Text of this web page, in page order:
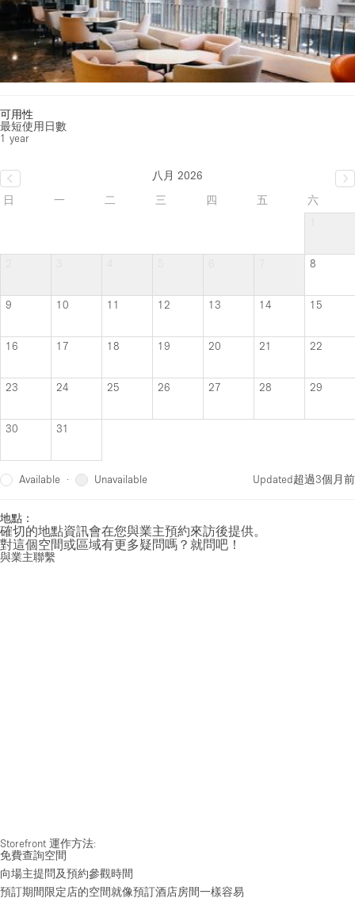
可用性
最短使用日數
1 year
八月 2026
日
一 二 三 四 五
六
8
9 10 11 12 13 14 15
16 17 18 19 20 21 22
23 24 25 26 27 28 29
30 31
Available · Unavailable Updated超過3個月前
地點：
確切的地點資訊會在您與業主預約來訪後提供。
對這個空間或區域有更多疑問嗎？就問吧！
與業主聯繫
Storefront 運作方法:
免費查詢空間
向場主提問及預約參觀時間
預訂期間限定店的空間就像預訂酒店房間一樣容易